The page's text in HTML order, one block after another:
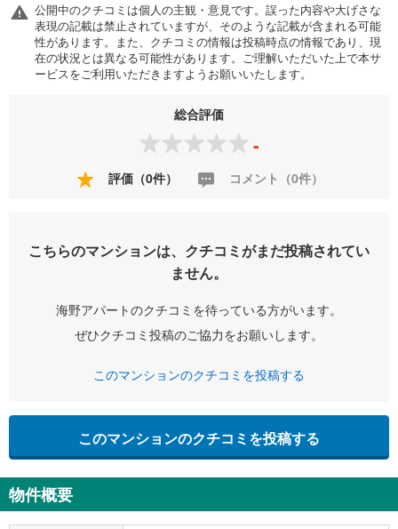
公開中のクチコミは個人の主観・意見です。誤った内容や大げさな
表現の記載は禁止されていますが、そのような記載が含まれる可能
性があります。また、クチコミの情報は投稿時点の情報であり、現
在の状況とは異なる可能性があります。ご理解いただいた上で本サ
ービスをご利用いただきますようお願いいたします。
総合評価
-
評価（0件） コメント（0件）
こちらのマンションは、クチコミがまだ投稿されてい
ません。
海野アパートのクチコミを待っている方がいます。
ぜひクチコミ投稿のご協力をお願いします。
このマンションのクチコミを投稿する
このマンションのクチコミを投稿する
物件概要